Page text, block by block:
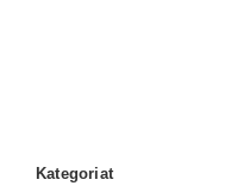
Kategoriat